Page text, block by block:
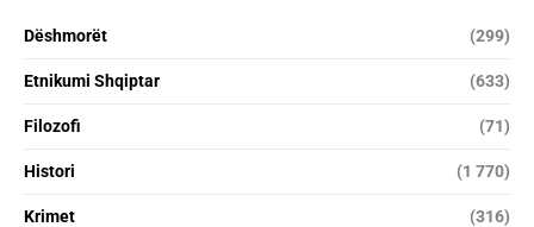
Dëshmorët (299)
Etnikumi Shqiptar (633)
Filozofi (71)
Histori (1 770)
Krimet (316)